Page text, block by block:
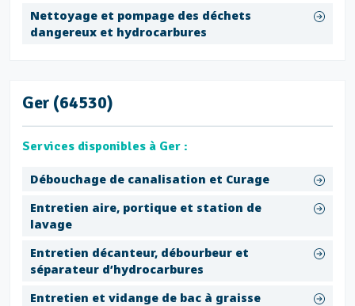
Nettoyage et pompage des déchets
dangereux et hydrocarbures
Ger (64530)
Services disponibles à Ger :
Débouchage de canalisation et Curage
Entretien aire, portique et station de
lavage
Entretien décanteur, débourbeur et
séparateur d’hydrocarbures
Entretien et vidange de bac à graisse